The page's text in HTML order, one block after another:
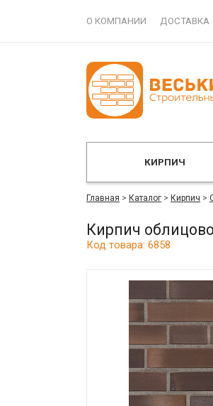
О КОМПАНИИ ДОСТАВКА
КИРПИЧ
Главная > Каталог > Кирпич >
Кирпич
Код товара: 6858